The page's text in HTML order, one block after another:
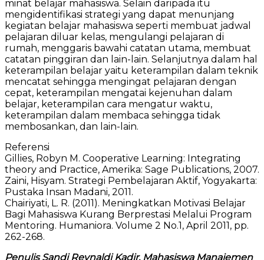
minat belajar mahasiswa. Selain daripada itu
mengidentifikasi strategi yang dapat menunjang
kegiatan belajar mahasiswa seperti membuat jadwal
pelajaran diluar kelas, mengulangi pelajaran di
rumah, menggaris bawahi catatan utama, membuat
catatan pinggiran dan lain-lain. Selanjutnya dalam hal
keterampilan belajar yaitu keterampilan dalam teknik
mencatat sehingga mengingat pelajaran dengan
cepat, keterampilan mengatai kejenuhan dalam
belajar, keterampilan cara mengatur waktu,
keterampilan dalam membaca sehingga tidak
membosankan, dan lain-lain.
Referensi
Gillies, Robyn M. Cooperative Learning: Integrating
theory and Practice, Amerika: Sage Publications, 2007.
Zaini, Hisyam. Strategi Pembelajaran Aktif, Yogyakarta:
Pustaka Insan Madani, 2011.
Chairiyati, L. R. (2011). Meningkatkan Motivasi Belajar
Bagi Mahasiswa Kurang Berprestasi Melalui Program
Mentoring. Humaniora. Volume 2 No.1, April 2011, pp.
262-268.
Penulis Sandi Reynaldi Kadir, Mahasiswa Manajemen